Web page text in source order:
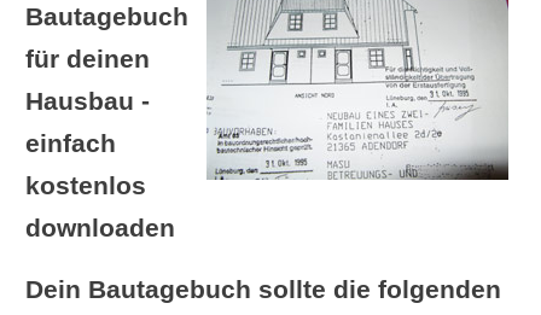
Bautagebuch
für deinen
Hausbau -
einfach
kostenlos
downloaden
Dein Bautagebuch sollte die folgenden